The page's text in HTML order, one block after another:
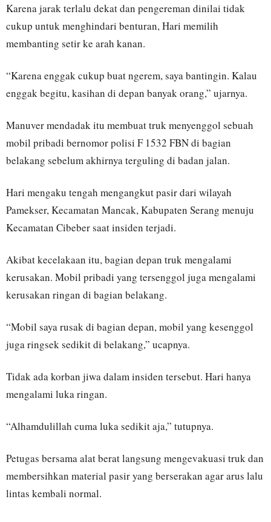
Karena jarak terlalu dekat dan pengereman dinilai tidak
cukup untuk menghindari benturan, Hari memilih
membanting setir ke arah kanan.
“Karena enggak cukup buat ngerem, saya bantingin. Kalau
enggak begitu, kasihan di depan banyak orang,” ujarnya.
Manuver mendadak itu membuat truk menyenggol sebuah
mobil pribadi bernomor polisi F 1532 FBN di bagian
belakang sebelum akhirnya terguling di badan jalan.
Hari mengaku tengah mengangkut pasir dari wilayah
Pamekser, Kecamatan Mancak, Kabupaten Serang menuju
Kecamatan Cibeber saat insiden terjadi.
Akibat kecelakaan itu, bagian depan truk mengalami
kerusakan. Mobil pribadi yang tersenggol juga mengalami
kerusakan ringan di bagian belakang.
“Mobil saya rusak di bagian depan, mobil yang kesenggol
juga ringsek sedikit di belakang,” ucapnya.
Tidak ada korban jiwa dalam insiden tersebut. Hari hanya
mengalami luka ringan.
“Alhamdulillah cuma luka sedikit aja,” tutupnya.
Petugas bersama alat berat langsung mengevakuasi truk dan
membersihkan material pasir yang berserakan agar arus lalu
lintas kembali normal.